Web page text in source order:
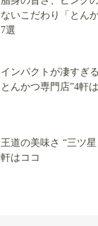
ないこだわり「とん
7選
インパクトが凄すぎ
とんかつ専門店”4軒
王道の美味さ “三ツ
軒はココ